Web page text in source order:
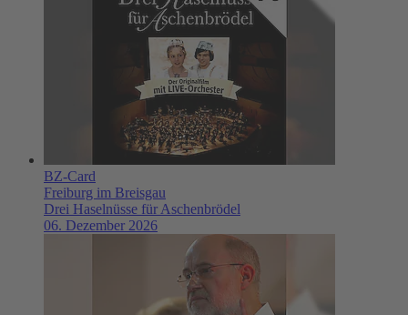
BZ-Card
Freiburg im Breisgau
Drei Haselnüsse für Aschenbrödel
06. Dezember 2026